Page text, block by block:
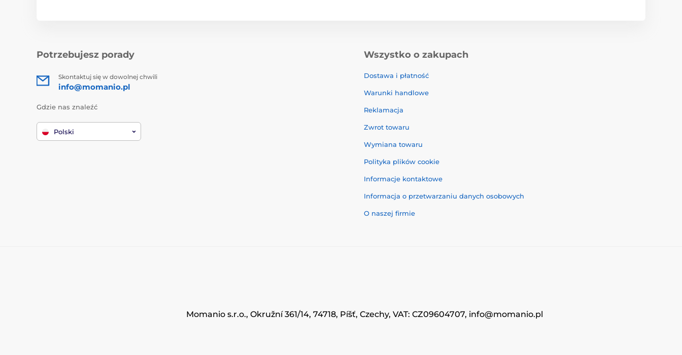
Potrzebujesz porady
Skontaktuj się w dowolnej chwili
info@momanio.pl
Gdzie nas znaleźć
Polski
Wszystko o zakupach
Dostawa i płatność
Warunki handlowe
Reklamacja
Zwrot towaru
Wymiana towaru
Polityka plików cookie
Informacje kontaktowe
Informacja o przetwarzaniu danych osobowych
O naszej firmie
Momanio s.r.o., Okružní 361/14, 74718, Píšť, Czechy, VAT: CZ09604707, info@momanio.pl